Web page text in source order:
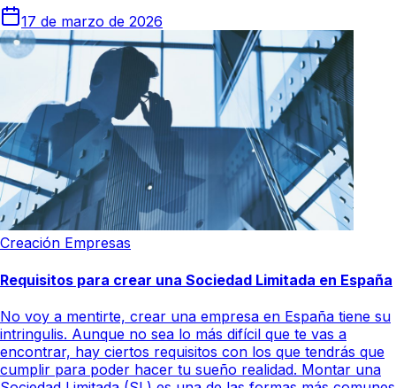
17 de marzo de 2026
Creación Empresas
Requisitos para crear una Sociedad Limitada en España
No voy a mentirte, crear una empresa en España tiene su
intringulis. Aunque no sea lo más difícil que te vas a
encontrar, hay ciertos requisitos con los que tendrás que
cumplir para poder hacer tu sueño realidad. Montar una